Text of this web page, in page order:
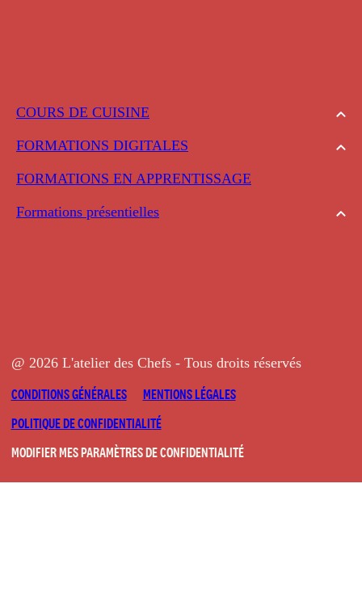
COURS DE CUISINE
FORMATIONS DIGITALES
FORMATIONS EN APPRENTISSAGE
Formations présentielles
@ 2026 L'atelier des Chefs - Tous droits réservés
CONDITIONS GÉNÉRALES
MENTIONS LÉGALES
POLITIQUE DE CONFIDENTIALITÉ
MODIFIER MES PARAMÈTRES DE CONFIDENTIALITÉ